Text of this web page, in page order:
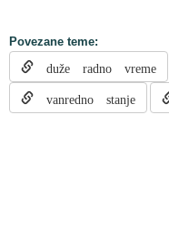
Povezane teme:
duže radno vreme
vanredno stanje